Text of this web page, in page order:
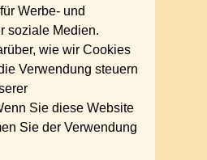
Werbe- und
soziale Medien.
wie wir Cookies
Verwendung steuern
Sie diese Website
Sie der Verwendung
Marzahn
Neukölln
Schöneberg
Steglitz